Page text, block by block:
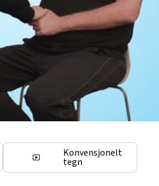
Konvensjonelt
tegn